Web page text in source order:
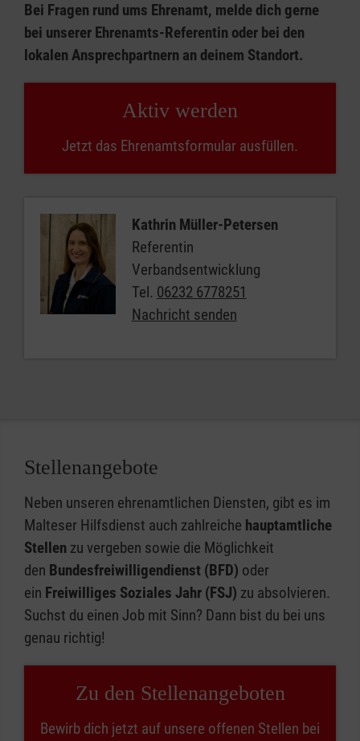
Bei Fragen rund ums Ehrenamt, melde dich gerne
bei unserer Ehrenamts-Referentin oder bei den
lokalen Ansprechpartnern an deinem Standort.
Aktiv werden
Jetzt das Ehrenamtsformular ausfüllen.
Kathrin Müller-Petersen
Referentin
Verbandsentwicklung
Tel. 06232 6778251
Nachricht senden
Stellenangebote
Neben unseren ehrenamtlichen Diensten, gibt es im
Malteser Hilfsdienst auch zahlreiche hauptamtliche
Stellen zu vergeben sowie die Möglichkeit
den Bundesfreiwilligendienst (BFD) oder
ein Freiwilliges Soziales Jahr (FSJ) zu absolvieren.
Suchst du einen Job mit Sinn? Dann bist du bei uns
genau richtig!
Zu den Stellenangeboten
Bewirb dich jetzt auf unsere offenen Stellen bei